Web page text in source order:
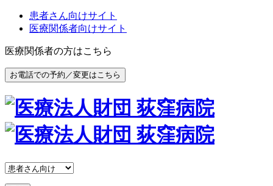
患者さん向けサイト
医療関係者向けサイト
医療関係者の方はこちら
お電話での予約／変更はこちら